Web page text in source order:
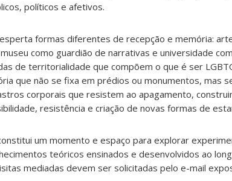
políticos e afetivos.
formas diferentes de recepção e memória:
como guardião de narrativas e universidade
de territorialidade que compõem o que é ser
que não se fixa em prédios ou monumentos, mas
corporais que resistem ao apagamento,
resistência e criação de novas formas de
um momento e espaço para explorar
teóricos ensinados e desenvolvidos ao
mediadas devem ser solicitadas pelo e-mail